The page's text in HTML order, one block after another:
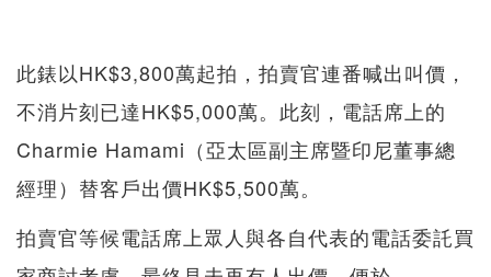
此錶以HK$3,800萬起拍，拍賣官連番喊出叫價，
不消片刻已達HK$5,000萬。此刻，電話席上的
Charmie Hamami（亞太區副主席暨印尼董事總
經理）替客戶出價HK$5,500萬。
拍賣官等候電話席上眾人與各自代表的電話委託買